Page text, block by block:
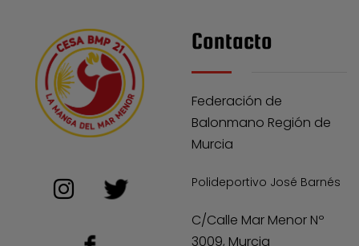
Contacto
Federación de
Balonmano Región de
Murcia
Polideportivo José Barnés
C/Calle Mar Menor Nº
3009, Murcia